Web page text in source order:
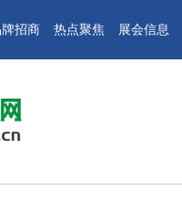
招商 热点聚焦 展会信息